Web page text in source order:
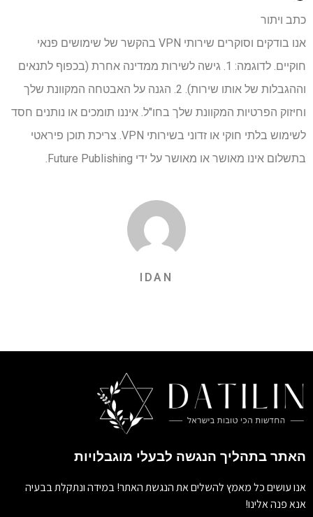
כתב ויתור
אנו בודקים וסוקרים שירותי VPN בהקשר של שימושים פנאי
חוקיים. לדוגמה: 1. גישה לשירות ממדינה אחרת (בכפוף לתנאים
וההגבלות של אותו שירות). 2. הגנה על האבטחה המקוונת שלך
וחיזוק הפרטיות המקוונת שלך בחו"ל. איננו תומכים או נותנים חסד
לשימוש בלתי חוקי או זדוני בשירותי VPN. צריכת תוכן פיראטי
בתשלום אינו מאושר או מאושר על ידי Future Publishing.
IDAN
האתר בתהליך הנגשה לבעלי מוגבלויות
אנו עושים כל מאמץ להשלים את הנגשת האתר! במידה ונתקלת בבעיה
אנא פנה אלינו!